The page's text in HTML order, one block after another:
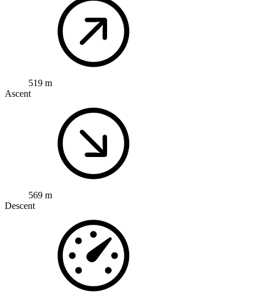
519 m
Ascent
569 m
Descent